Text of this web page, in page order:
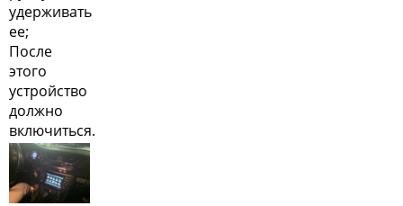
удерживать
ее;
После
этого
устройство
должно
включиться.